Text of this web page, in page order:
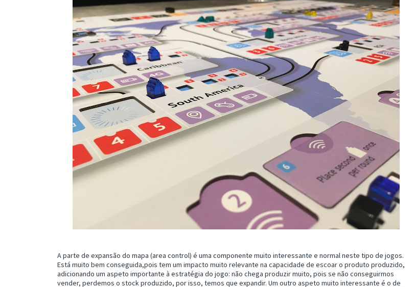
A parte de expansão do mapa (area control) é uma componente muito interessante e normal neste tipo de jogos.
Está muito bem conseguida,pois tem um impacto muito relevante na capacidade de escoar o produto produzido,
adicionando um aspeto importante à estratégia do jogo: não chega produzir muito, pois se não conseguirmos
vender, perdemos o stock produzido, por isso, temos que expandir. Um outro aspeto muito interessante é o de